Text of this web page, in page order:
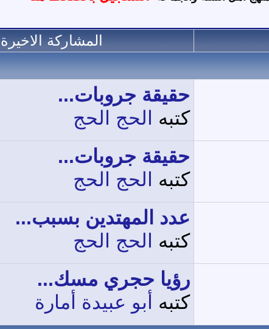
المشاركة الاخيرة
حقيقة جروبات...
كتبه
الحج الحج
حقيقة جروبات...
كتبه
الحج الحج
عدد المهتدين بسبب...
كتبه
الحج الحج
رؤيا حجري مسك...
كتبه
أبو عبيدة أمارة